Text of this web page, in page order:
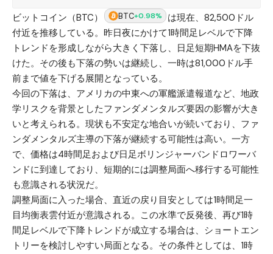
ビットコイン（BTC） BTC+0.98%
は現在、82,500ドル
付近を推移している。昨日夜にかけて1時間足レベルで下降
トレンドを形成しながら大きく下落し、日足短期HMAを下抜
けた。その後も下落の勢いは継続し、一時は81,000ドル手
前まで値を下げる展開となっている。
今回の下落は、アメリカの中東への軍艦派遣報道など、地政
学リスクを背景としたファンダメンタルズ要因の影響が大き
いと考えられる。現状も不安定な地合いが続いており、ファ
ンダメンタルズ主導の下落が継続する可能性は高い。一方
で、価格は4時間足および日足ボリンジャーバンドロワーバ
ンドに到達しており、短期的には調整局面へ移行する可能性
も意識される状況だ。
調整局面に入った場合、直近の戻り目安としては1時間足一
目均衡表雲付近が意識される。この水準で反発後、再び1時
間足レベルで下降トレンドが成立する場合は、ショートエン
トリーを検討しやすい局面となる。その条件としては、1時